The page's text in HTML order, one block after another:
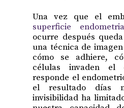
Una vez que el
superficie
ocurre después
una técnica de
cómo se adhiere,
células invaden el
responde el
el resultado días
invisibilidad ha